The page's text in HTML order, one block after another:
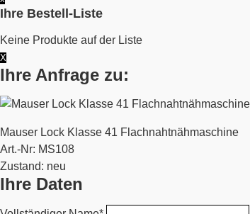
Ihre Bestell-Liste
Keine Produkte auf der Liste
X
Ihre Anfrage zu:
Mauser Lock Klasse 41 Flachnahtnähmaschine
Art.-Nr: MS108
Zustand: neu
Ihre Daten